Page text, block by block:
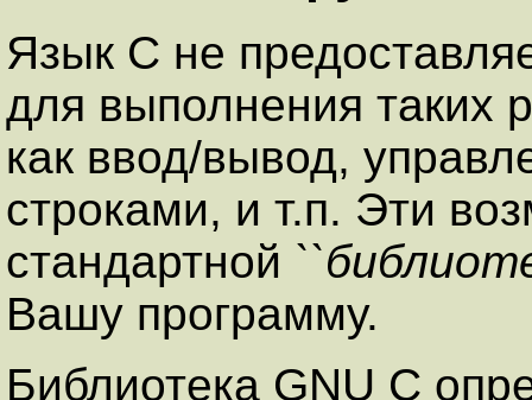
Язык C не
для выполнения таких
как ввод/вывод,
строками, и т.п. Эти
стандартной
Вашу программу.
Библиотека GNU C